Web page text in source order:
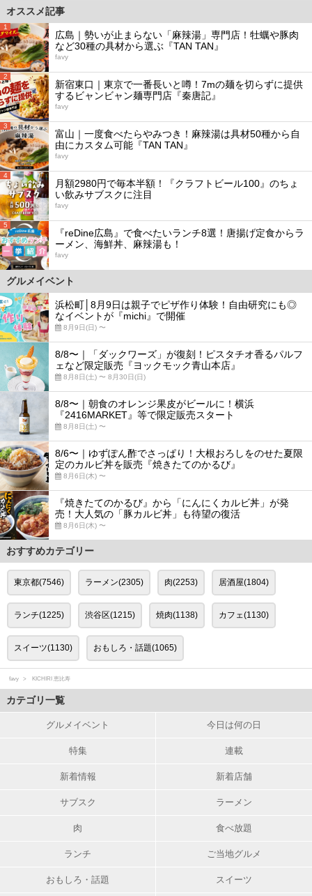
オススメ記事
1
広島｜勢いが止まらない「麻辣湯」専門店！牡蠣や豚肉
など30種の具材から選ぶ『TAN TAN』
favy
2
新宿東口｜東京で一番長いと噂！7mの麺を切らずに提供
するビャンビャン麺専門店『秦唐記』
favy
3
富山｜一度食べたらやみつき！麻辣湯は具材50種から自
由にカスタム可能『TAN TAN』
favy
4
月額2980円で毎本半額！『クラフトビール100』のちょ
い飲みサブスクに注目
favy
5
『reDine広島』で食べたいランチ8選！唐揚げ定食からラ
ーメン、海鮮丼、麻辣湯も！
favy
グルメイベント
浜松町│8月9日は親子でピザ作り体験！自由研究にも◎
なイベントが『michi』で開催
8月9日(日) 〜
8/8〜｜「ダックワーズ」が復刻！ピスタチオ香るパルフ
ェなど限定販売『ヨックモック青山本店』
8月8日(土) 〜 8月30日(日)
8/8〜｜朝食のオレンジ果皮がビールに！横浜
『2416MARKET』等で限定販売スタート
8月8日(土) 〜
8/6〜｜ゆずぽん酢でさっぱり！大根おろしをのせた夏限
定のカルビ丼を販売『焼きたてのかるび』
8月6日(木) 〜
『焼きたてのかるび』から「にんにくカルビ丼」が発
売！大人気の「豚カルビ丼」も待望の復活
8月6日(木) 〜
おすすめカテゴリー
東京都(7546) ラーメン(2305) 肉(2253) 居酒屋(1804)
ランチ(1225) 渋谷区(1215) 焼肉(1138) カフェ(1130)
スイーツ(1130) おもしろ・話題(1065)
favy KICHIRI 恵比寿
カテゴリ一覧
グルメイベント 今日は何の日
特集 連載
新着情報 新着店舗
サブスク ラーメン
肉 食べ放題
ランチ ご当地グルメ
おもしろ・話題 スイーツ